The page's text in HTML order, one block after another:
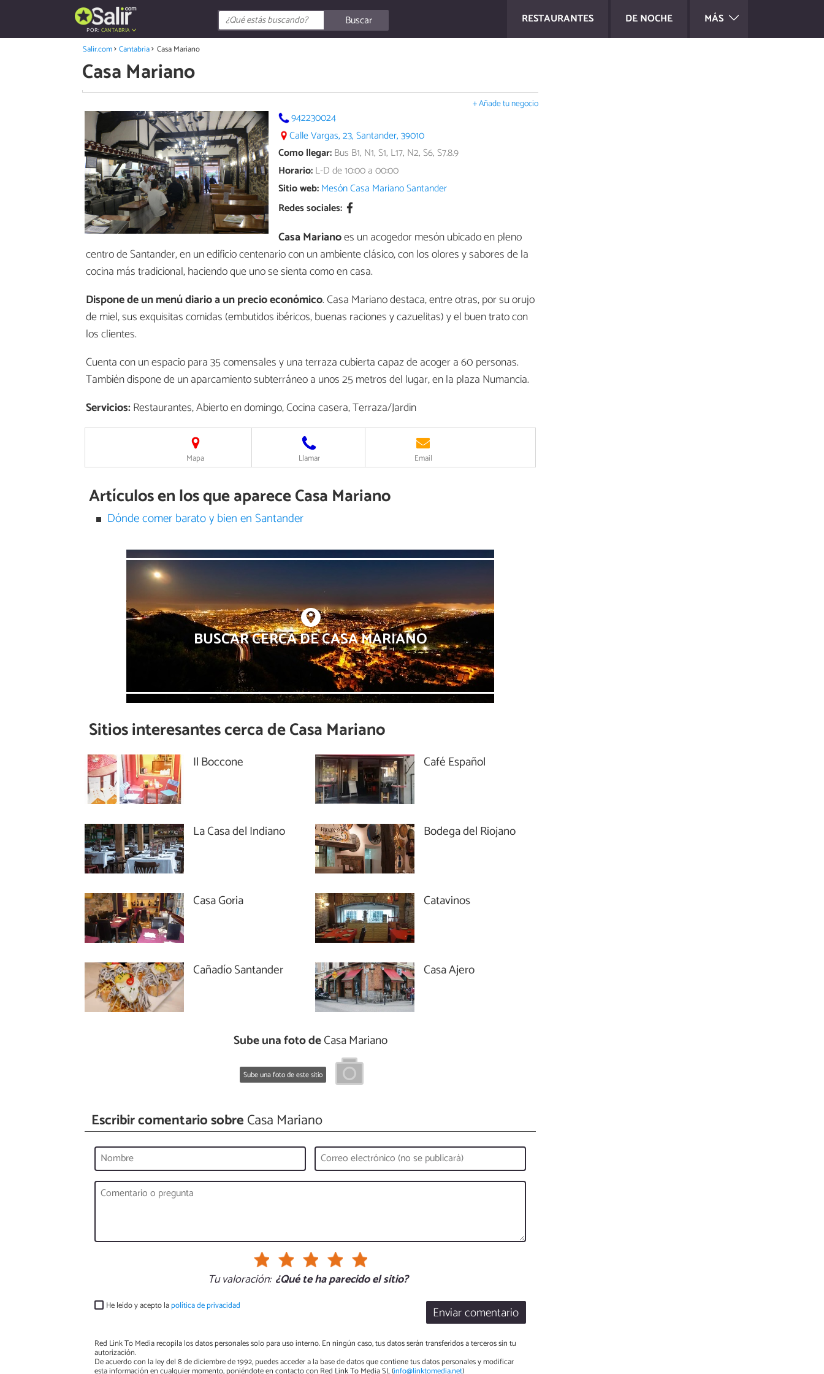
RESTAURANTES DE NOCHE MÁS
POR: CANTABRIA
Buscar
Salir.com Cantabria Casa Mariano
Casa Mariano
+ Añade tu negocio
942230024
Calle Vargas, 23, Santander, 39010
Como llegar:Bus B1, N1, S1, L17, N2, S6, S7.8.9
Horario:L-D de 10:00 a 00:00
Sitio web:Mesón Casa Mariano Santander
Redes sociales:
Casa Marianoes un acogedor mesón ubicado en pleno
centro de Santander, en un edificio centenario con un ambiente clásico, con los olores y sabores de la
cocina más tradicional, haciendo que uno se sienta como en casa.
Dispone de un menú diario a un precio económico. Casa Mariano destaca, entre otras, por su orujo
de miel, sus exquisitas comidas (embutidos ibéricos, buenas raciones y cazuelitas) y el buen trato con
los clientes.
Cuenta con un espacio para 35 comensales y una terraza cubierta capaz de acoger a 60 personas.
También dispone de un aparcamiento subterráneo a unos 25 metros del lugar, en la plaza Numancia.
Servicios:Restaurantes, Abierto en domingo, Cocina casera, Terraza/Jardin
Mapa Llamar Email
Artículos en los que aparece Casa Mariano
Dónde comer barato y bien en Santander
BUSCAR CERCA DE CASA MARIANO
Sitios interesantes cerca deCasa Mariano
Il Boccone Café Español
La Casa del Indiano Bodega del Riojano
Casa Goria Catavinos
Cañadío Santander Casa Ajero
Sube una foto deCasa Mariano
Sube una foto de este sitio
Escribir comentario sobreCasa Mariano
Tu valoración: ¿Qué te ha parecido el sitio?
Enviar comentario
He leído y acepto lapolítica de privacidad
Red Link To Media recopila los datos personales solo para uso interno. En ningún caso, tus datos serán transferidos a terceros sin tu
autorización.
De acuerdo con la ley del 8 de diciembre de 1992, puedes acceder a la base de datos que contiene tus datos personales y modificar